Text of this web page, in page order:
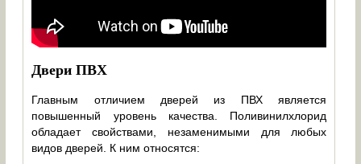
Двери ПВХ
Главным отличием дверей из ПВХ является
повышенный уровень качества. Поливинилхлорид
обладает свойствами, незаменимыми для любых
видов дверей. К ним относятся: